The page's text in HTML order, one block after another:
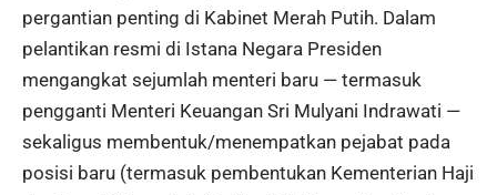
pergantian penting di Kabinet Merah Putih. Dalam
pelantikan resmi di Istana Negara Presiden
mengangkat sejumlah menteri baru — termasuk
pengganti Menteri Keuangan Sri Mulyani Indrawati —
sekaligus membentuk/menempatkan pejabat pada
posisi baru (termasuk pembentukan Kementerian Haji